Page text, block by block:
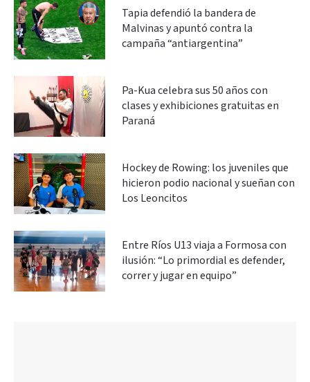
Tapia defendió la bandera de
Malvinas y apuntó contra la
campaña “antiargentina”
Pa-Kua celebra sus 50 años con
clases y exhibiciones gratuitas en
Paraná
Hockey de Rowing: los juveniles que
hicieron podio nacional y sueñan con
Los Leoncitos
Entre Ríos U13 viaja a Formosa con
ilusión: “Lo primordial es defender,
correr y jugar en equipo”